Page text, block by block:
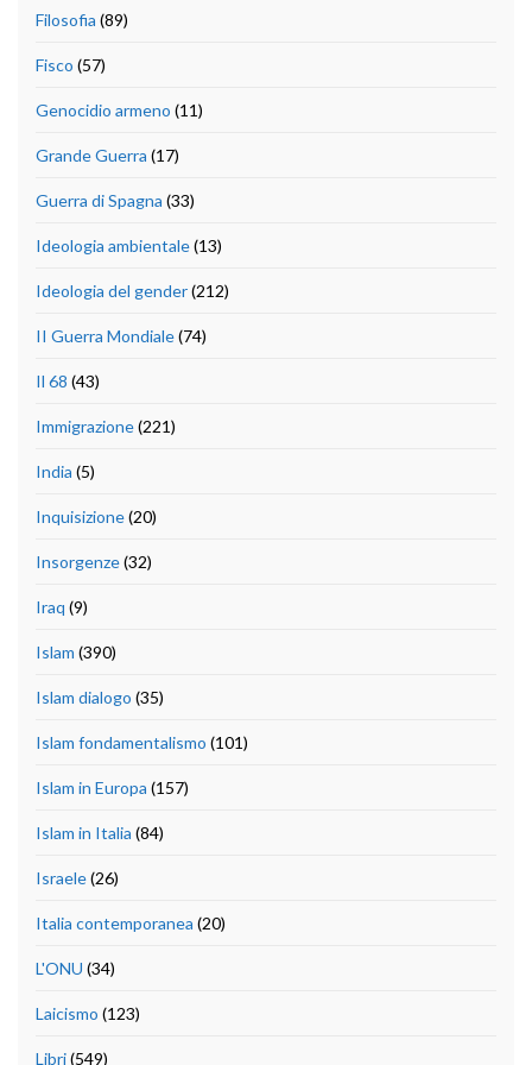
Filosofia (89)
Fisco (57)
Genocidio armeno (11)
Grande Guerra (17)
Guerra di Spagna (33)
Ideologia ambientale(13)
Ideologia del gender(212)
II Guerra Mondiale(74)
Il 68 (43)
Immigrazione(221)
India (5)
Inquisizione(20)
Insorgenze(32)
Iraq (9)
Islam (390)
Islam dialogo (35)
Islam fondamentalismo (101)
Islam in Europa (157)
Islam in Italia (84)
Israele(26)
Italia contemporanea (20)
L'ONU (34)
Laicismo (123)
Libri(549)